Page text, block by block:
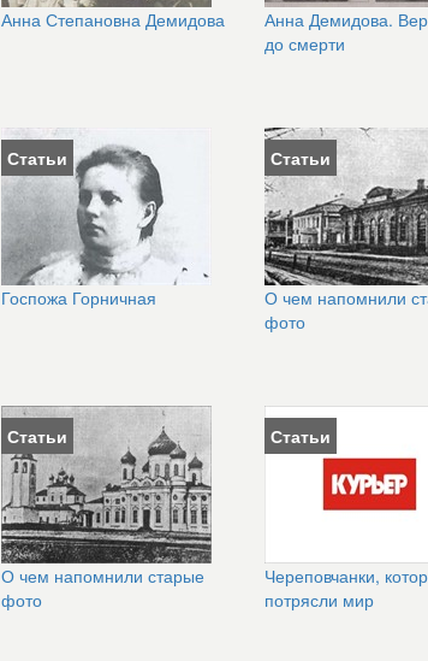
Анна Степановна Демидова
Анна Демидова.
до смерти
Статьи
Госпожа Горничная
Статьи
О чем напомнили
фото
Статьи
О чем напомнили старые
фото
Статьи
Череповчанки,
потрясли мир